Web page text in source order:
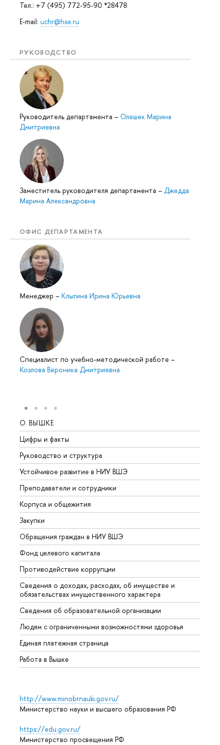
Тел.: +7 (495) 772-95-90 *28478
E-mail: uchr@hse.ru
РУКОВОДСТВО
Руководитель департамента – Олешек Марина
Дмитриевна
Заместитель руководителя департамента – Джедда
Марина Александровна
ОФИС ДЕПАРТАМЕНТА
Менеджер – Клыгина Ирина Юрьевна
Специалист по учебно-методической работе –
Козлова Вероника Дмитриевна
О ВЫШКЕ
Цифры и факты
Руководство и структура
Устойчивое развитие в НИУ ВШЭ
Преподаватели и сотрудники
Корпуса и общежития
Закупки
Обращения граждан в НИУ ВШЭ
Фонд целевого капитала
Противодействие коррупции
Сведения о доходах, расходах, об имуществе и
обязательствах имущественного характера
Сведения об образовательной организации
Людям с ограниченными возможностями здоровья
Единая платежная страница
Работа в Вышке
http://www.minobrnauki.gov.ru/
Министерство науки и высшего образования РФ
https://edu.gov.ru/
Министерство просвещения РФ